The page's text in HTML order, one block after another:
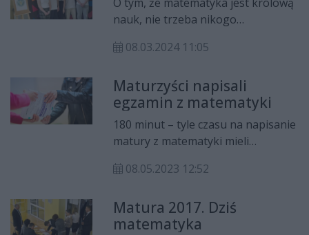
O tym, że matematyka jest królową
nauk, nie trzeba nikogo
się, że w regionie radomskim jest
matematyków.
08.03.2024 11:05
Maturzyści napisali
egzamin z matematyki
180 minut – tyle czasu na napisanie
matury z matematyki mieli
o nastroje przed i po egzaminie.
08.05.2023 12:52
Matura 2017. Dziś
matematyka